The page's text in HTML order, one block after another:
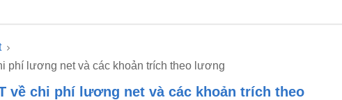
phí lương net và các khoản trích theo lương
về chi phí lương net và các khoản trích theo